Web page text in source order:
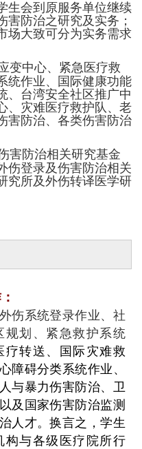
生会到原服务单位继续
害防治之研究及实务；
场大致可分为实务需求
变中心、紧急医疗救
统作业、国际健康功能
、台湾安全社区推广中
、灾难医疗救护队、老
害防治、各类伤害防治
害防治相关研究基金
伤登录及伤害防治相关
究所及外伤转译医学研
伤系统登录作业、社
规划、紧急救护系统
疗转送、国际灾难救
障碍分类系统作业、
与暴力伤害防治、卫
及国家伤害防治监测
人才。换言之，学生
构与各级医疗院所行